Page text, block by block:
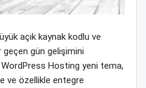
açık kaynak kodlu ve
geçen gün gelişimini
Hosting yeni tema,
ve özellikle entegre